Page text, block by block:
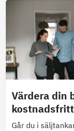
Värdera din
Går du i